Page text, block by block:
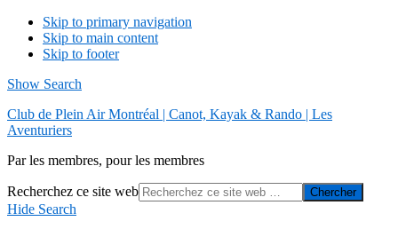
Skip to primary navigation
Skip to main content
Skip to footer
Show Search
Club de Plein Air Montréal | Canot, Kayak & Rando | Les
Aventuriers
Par les membres, pour les membres
Recherchez ce site web
Hide Search